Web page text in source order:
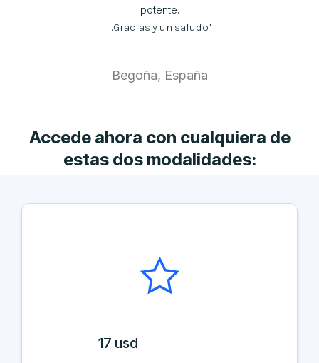
potente.
...Gracias y un saludo"
Begoña, España
Accede ahora con cualquiera de
estas dos modalidades:
17 usd